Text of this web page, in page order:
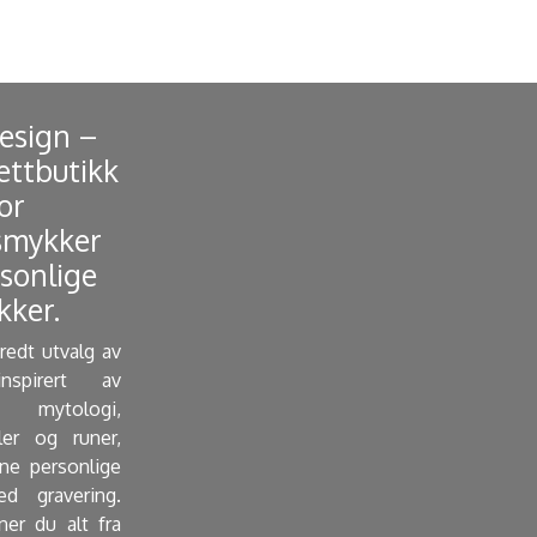
–
utvalg av
av
og runer,
personlige
gravering.
du alt fra